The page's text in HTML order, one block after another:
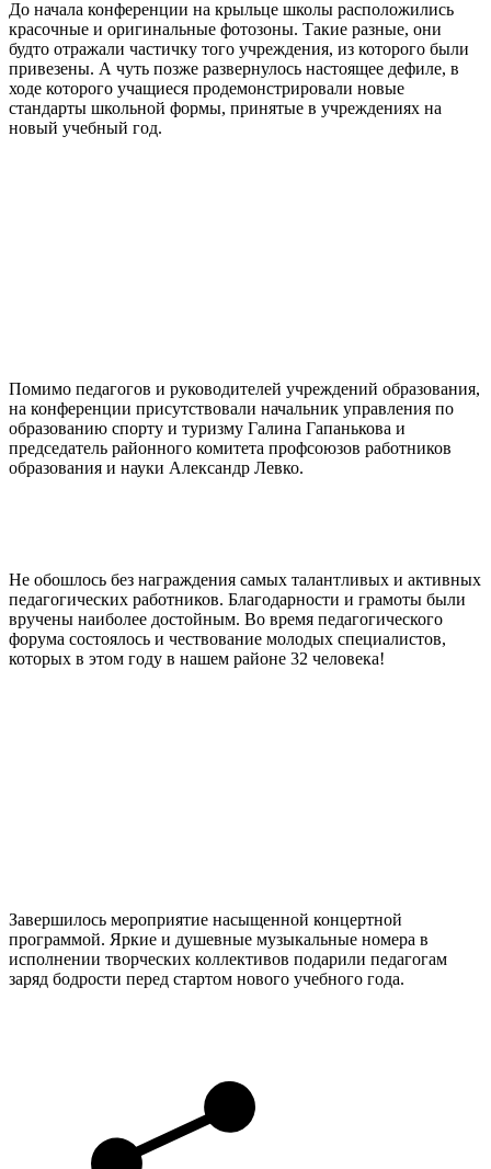
До начала конференции на крыльце школы расположились
красочные и оригинальные фотозоны. Такие разные, они
будто отражали частичку того учреждения, из которого были
привезены. А чуть позже развернулось настоящее дефиле, в
ходе которого учащиеся продемонстрировали новые
стандарты школьной формы, принятые в учреждениях на
новый учебный год.
Помимо педагогов и руководителей учреждений образования,
на конференции присутствовали начальник управления по
образованию спорту и туризму Галина Гапанькова и
председатель районного комитета профсоюзов работников
образования и науки Александр Левко.
Не обошлось без награждения самых талантливых и активных
педагогических работников. Благодарности и грамоты были
вручены наиболее достойным. Во время педагогического
форума состоялось и чествование молодых специалистов,
которых в этом году в нашем районе 32 человека!
Завершилось мероприятие насыщенной концертной
программой. Яркие и душевные музыкальные номера в
исполнении творческих коллективов подарили педагогам
заряд бодрости перед стартом нового учебного года.